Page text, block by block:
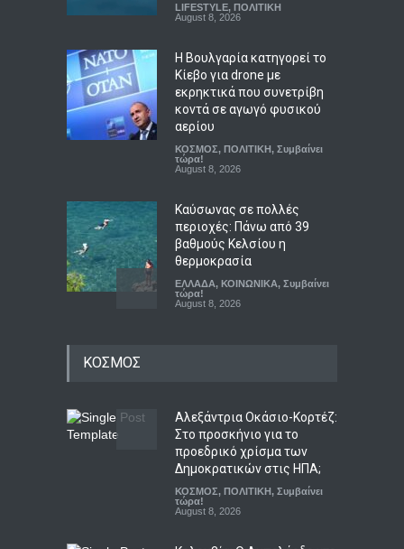
LIFESTYLE, ΠΟΛΙΤΙΚΗ
August 8, 2026
Η Βουλγαρία κατηγορεί το
Κίεβο για drone με
εκρηκτικά που συνετρίβη
κοντά σε αγωγό φυσικού
αερίου
ΚΟΣΜΟΣ, ΠΟΛΙΤΙΚΗ, Συμβαίνει
τώρα!
August 8, 2026
Καύσωνας σε πολλές
περιοχές: Πάνω από 39
βαθμούς Κελσίου η
θερμοκρασία
ΕΛΛΑΔΑ, ΚΟΙΝΩΝΙΚΑ, Συμβαίνει
τώρα!
August 8, 2026
August 8, 2026
Η ΕΛΑΣ ζητεί ανεξάρτητη
διερεύνηση για τις
αντιπυρικές ζώνες και τα
έργα του προγράμματος
ΚΟΣΜΟΣ
Αλεξάντρια Οκάσιο-Κορτέζ:
Στο προσκήνιο για το
προεδρικό χρίσμα των
Δημοκρατικών στις ΗΠΑ;
ΚΟΣΜΟΣ, ΠΟΛΙΤΙΚΗ, Συμβαίνει
τώρα!
August 8, 2026